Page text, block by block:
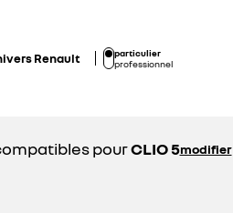
Renault
particulier
professionnel
pourCLIO 5modifier